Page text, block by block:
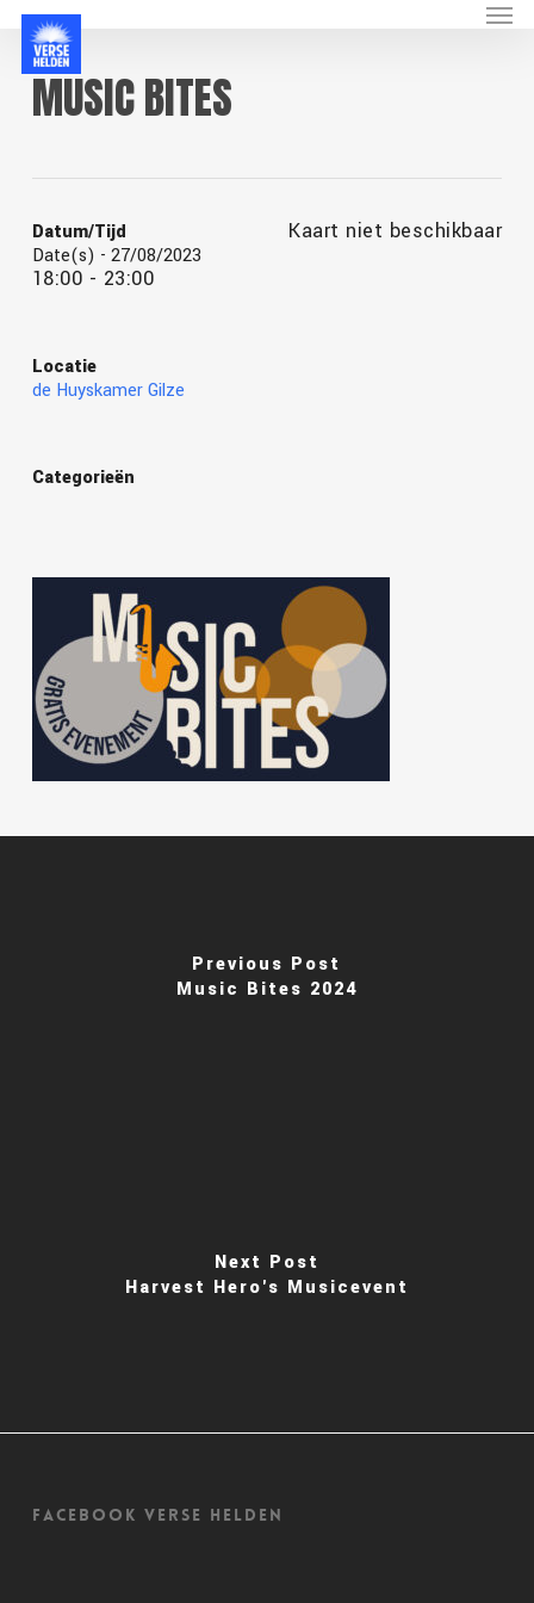
Skip
main
contentMUSIC BITES
Kaart niet beschikbaar
Datum/Tijd
Date(s) - 27/08/2023
18:00 - 23:00
Locatie
de Huyskamer Gilze
Categorieën
Previous Post
Music Bites 2024
Next Post
Harvest Hero's Musicevent
Facebook Verse Helden